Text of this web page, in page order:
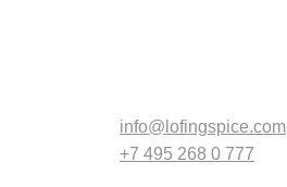
info@lofingspice.com
+7 495 268 0 777